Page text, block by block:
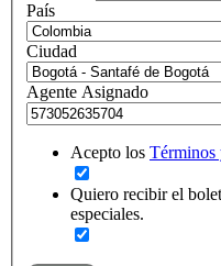
País
Ciudad
Agente Asignado
Acepto los Términos
Quiero recibir el
especiales.